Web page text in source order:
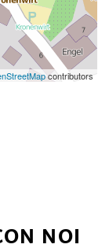
contributors
NOI